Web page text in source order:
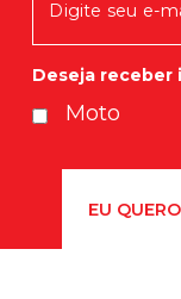
Deseja receber
Moto